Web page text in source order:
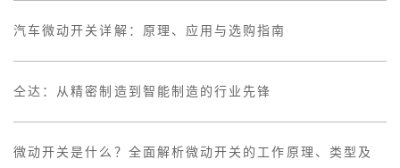
汽车微动开关详解：原理、应用与选购指南
仝达：从精密制造到智能制造的行业先锋
微动开关是什么？全面解析微动开关的工作原理、类型及